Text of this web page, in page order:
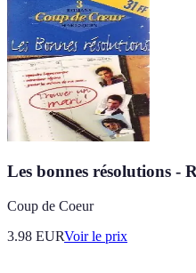
Les bonnes résolutions -
Coup de Coeur
3.98 EURVoir le prix